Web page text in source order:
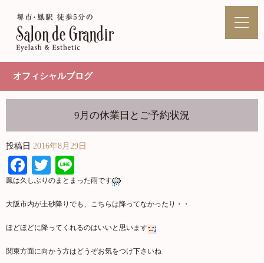
オフィシャルブログ
9月の休業日とご予約状況
投稿日 2016年8月29日
Facebook
Twitter
鳳は久しぶりのまとまった雨です
大阪市内が土砂降りでも、こちらは降ってなかったり・・
ほどほどに降ってくれるのはいいと思います
関東方面に向かう方はどうぞお気をつけ下さいね